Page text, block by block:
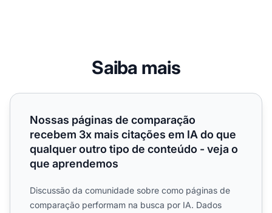
Saiba mais
Nossas páginas de comparação recebem 3x mais
Nossas páginas de comparação
recebem 3x mais citações em IA do que
qualquer outro tipo de conteúdo - veja o
que aprendemos
Discussão da comunidade sobre como páginas de
comparação performam na busca por IA. Dados